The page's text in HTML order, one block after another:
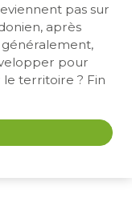
pas sur
après
généralement,
pour
le territoire ? Fin